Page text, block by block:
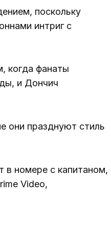
поскольку
интриг с
когда фанаты
и Дончич
они празднуют стиль
в номере с капитаном,
Video,